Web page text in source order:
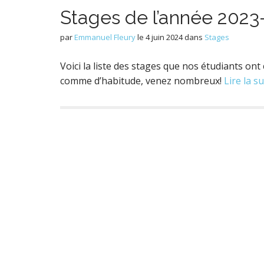
Stages de l’année
par Emmanuel Fleuryle 4 juin 2024dans Stages
Voici la liste des stages que nos étudiants
comme d’habitude, venez nombreux! Lire la